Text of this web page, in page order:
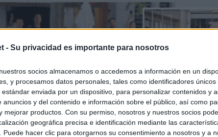
- Su privacidad es importante para nosotros
socios almacenamos o accedemos a información en un
y procesamos datos personales, tales como identificadores únicos
estándar enviada por un dispositivo, para personalizar contenidos y
anuncios y del contenido e información sobre el público, así como
mejorar productos. Con su permiso, nosotros y nuestros socios
geográfica precisa e identificación mediante las
Puede hacer clic para otorgarnos su consentimiento a nosotros y a